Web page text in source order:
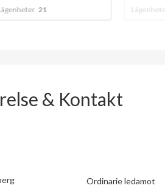
21
Lägenheter 29
& Kontakt
Ordinarie ledamot